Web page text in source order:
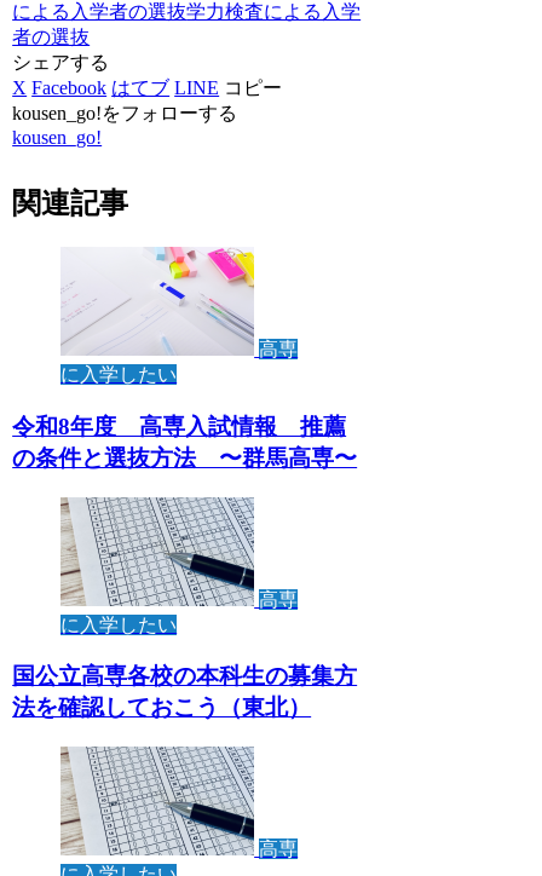
による入学者の選抜学力検査による入学
者の選抜
シェアする
X Facebook はてブ LINE コピー
kousen_go!をフォローする
kousen_go!
関連記事
高専
に入学したい
令和8年度 高専入試情報 推薦
の条件と選抜方法 〜群馬高専〜
高専
に入学したい
国公立高専各校の本科生の募集方
法を確認しておこう（東北）
高専